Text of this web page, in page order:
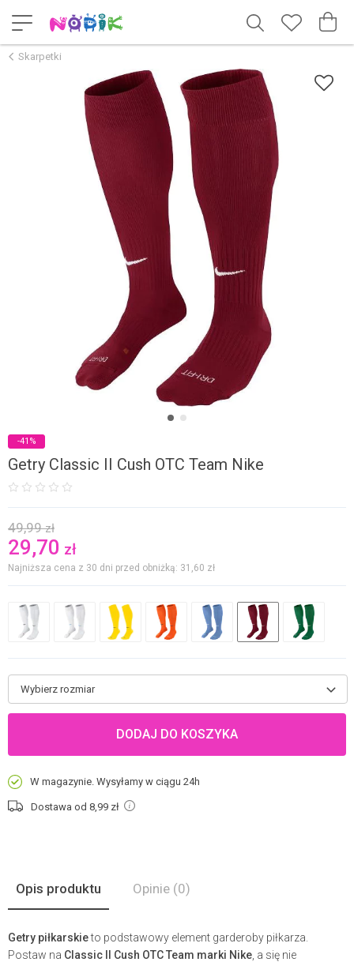
Skarpetki
Getry Classic II Cush OTC Team Nike
49,99zł
29,70 zł
Najniższa cena z 30 dni przed obniżką: 31,60 zł
Wybierz rozmiar
DODAJ DO KOSZYKA
W magazynie. Wysyłamy w ciągu 24h
Dostawa od 8,99 zł
-41%
Opis produktu Opinie (0)
Getry piłkarskieto podstawowy element garderoby piłkarza.
Postaw na Classic II Cush OTC Team marki Nike , a się nie